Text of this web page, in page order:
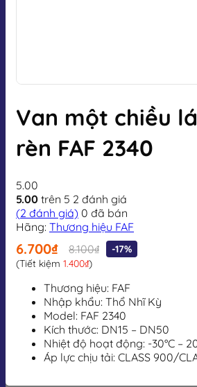
Van một chiều
rèn FAF 2340
5.00
5.00 trên 5 2 đánh giá
(2 đánh giá) 0 đã bán
Hãng: Thương hiệu FAF
6.700₫ 8.100₫
-17%
(Tiết kiệm 1.400₫)
Thương hiệu: FAF
Nhập khẩu: Thổ Nhĩ Kỳ
Model: FAF 2340
Kích thước: DN15 – DN50
Nhiệt độ hoạt động: -30°C –
Áp lực chịu tải: CLASS 900/